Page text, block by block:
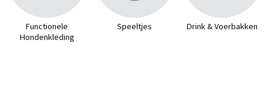
Functionele
Hondenkleding
Speeltjes Drink & Voerbakken